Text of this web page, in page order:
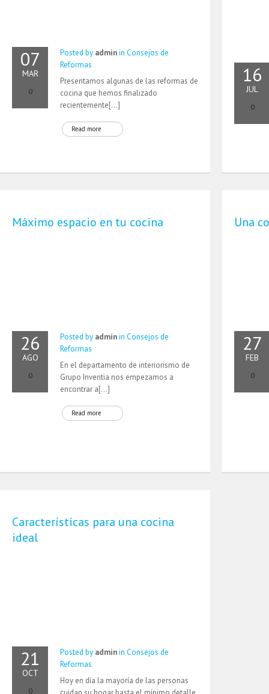
07
MAR
0
Posted by adminin Consejos de
Reformas
Presentamos algunas de las reformas de
cocina que hemos finalizado
recientemente[…]
Read more
16
JUL
0
Máximo espacio en tu cocina
26
AGO
0
Posted by adminin Consejos de
Reformas
En el departamento de interiorismo de
Grupo Inventia nos empezamos a
encontrar a[…]
Read more
Una
27
FEB
0
Características para una cocina
ideal
21
OCT
0
Posted by adminin Consejos de
Reformas
Hoy en día la mayoría de las personas